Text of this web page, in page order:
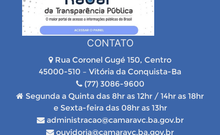
CONTATO
Rua Coronel Gugé 150, Centro
45000-510 – Vitória da Conquista-Ba
(77) 3086-9600
Segunda a Quinta das 8hr as 12hr / 14hr as 18hr
e Sexta-feira das 08hr as 13hr
administracao@camaravc.ba.gov.br
ouvidoria@camaravc.ba.gov.br